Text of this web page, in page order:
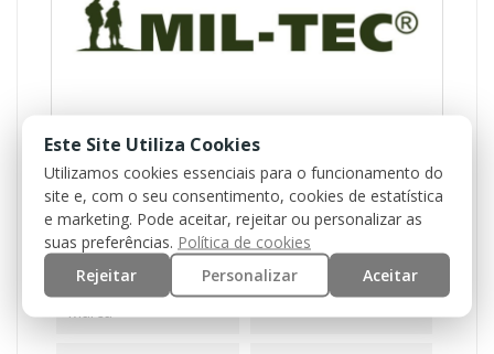
Referência 11058001
Disponível 0 Itens
Ficha Informativa
Marca
Este Site Utiliza Cookies
Utilizamos cookies essenciais para o funcionamento do
site e, com o seu consentimento, cookies de estatística
e marketing. Pode aceitar, rejeitar ou personalizar as
suas preferências. Política de cookies
Rejeitar
Personalizar Aceitar